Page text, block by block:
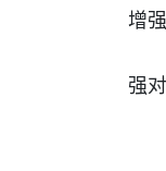
增
第
强
第
市